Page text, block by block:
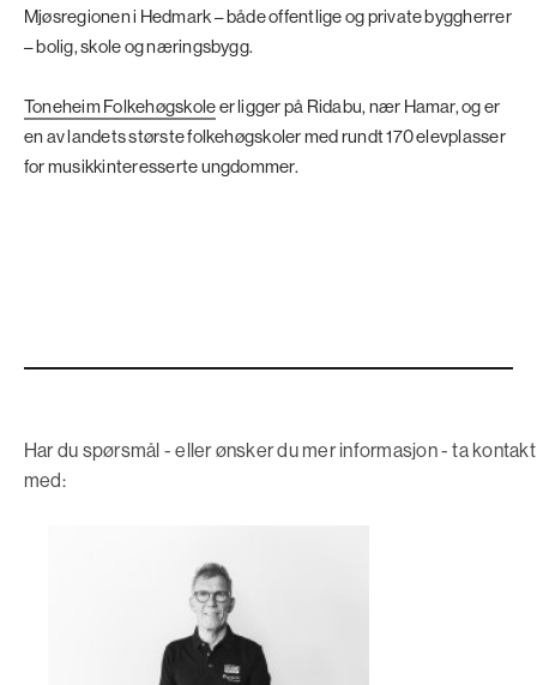
Mjøsregionen i Hedmark – både offentlige og private byggherrer
– bolig, skole og næringsbygg.
Toneheim Folkehøgskoleer ligger på Ridabu, nær Hamar, og er
en av landets største folkehøgskoler med rundt 170 elevplasser
for musikkinteresserte ungdommer.
Har du spørsmål - eller ønsker du mer informasjon - ta kontakt
med: